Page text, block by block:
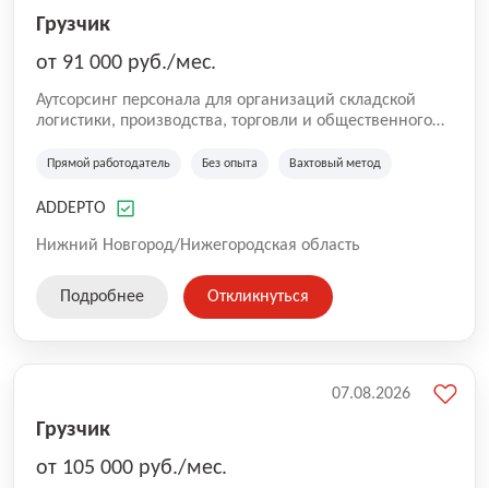
Грузчик
от 91 000 руб./мес.
Аутсорсинг персонала для организаций складской
логистики, производства, торговли и общественного
персонала в России. Наша компания успешно трудится
собрать качественную команду. Работа без опыта,
штабелера, вахта, работа с проживанием, сотрудник
для мужчин, работа для женщин.
Прямой работодатель Без опыта Вахтовый метод
ADDEPTO
Нижний Новгород/Нижегородская область
Подробнее Откликнуться
Грузчик
от 105 000 руб./мес.
07.08.2026